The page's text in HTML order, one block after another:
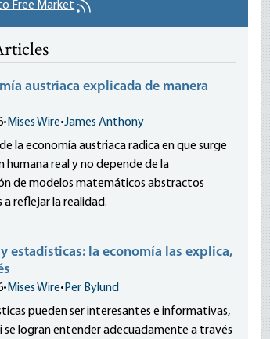
Free Market
austriaca explicada de manera
• Mises Wire•James Anthony
la economía austriaca radica en que surge
humana real y no depende de la
de modelos matemáticos abstractos
a reflejar la realidad.
estadísticas: la economía las explica,
• Mises Wire• Per Bylund
pueden ser interesantes e informativas,
se logran entender adecuadamente a través